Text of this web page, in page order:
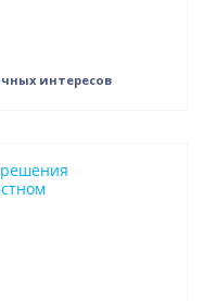
интересов